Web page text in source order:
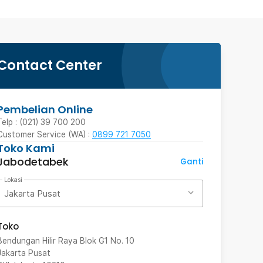
Center
Online
: (021) 39 700 200
Service (WA) : 0899 721 7050
Kami
Ganti
Lokasi
Jakarta Pusat
Hilir Raya Blok G1 No. 10
Pusat